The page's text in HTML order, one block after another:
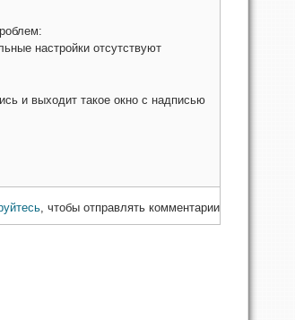
настройки отсутствуют
и выходит такое окно с надписью
, чтобы отправлять комментарии